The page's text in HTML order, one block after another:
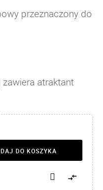
przeznaczony do
zawiera atraktant
DO KOSZYKA
